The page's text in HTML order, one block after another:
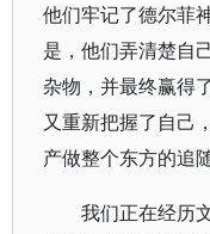
他们牢记了德尔菲
是，他们弄清楚自
杂物，并最终赢得
又重新把握了自己
产做整个东方的追随
我们正在经历